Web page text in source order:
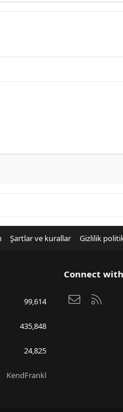
Şartlar ve kurallar Gizlilik
99,614
435,848
24,825
KendFrankl
Connect
Bize ulaşın